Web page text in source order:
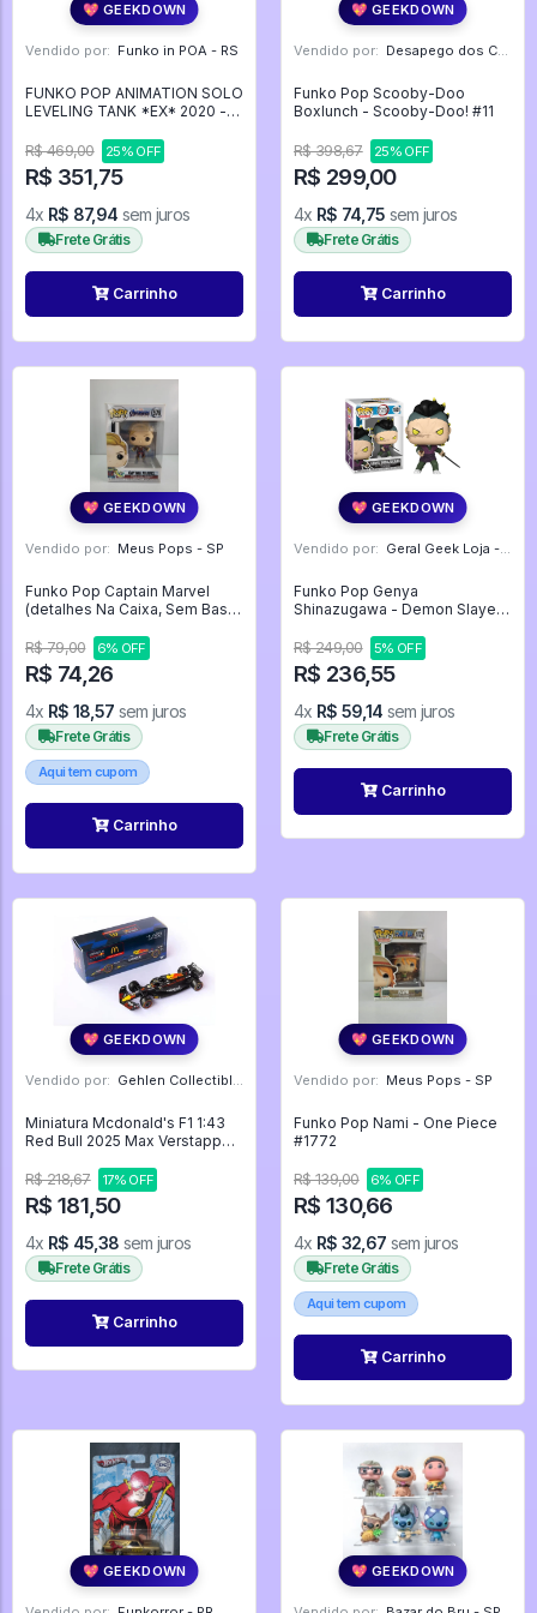
💖 GEEKDOWN
Vendido por: Funko in POA - RS
FUNKO POP ANIMATION SOLO
LEVELING TANK *EX* 2020 -
R$ 469,00
25% OFF
R$ 351,75
4x R$ 87,94 sem juros
Frete Grátis
Carrinho
💖 GEEKDOWN
Vendido por: Desapego dos Cardoso - PR
Funko Pop Scooby-Doo
Boxlunch - Scooby-Doo! #11
R$ 398,67 25% OFF
R$ 299,00
4x R$ 74,75 sem juros
Frete Grátis
Carrinho
💖 GEEKDOWN
Vendido por: Meus Pops - SP
Funko Pop Captain Marvel
(detalhes Na Caixa, Sem Base
R$ 79,00 6% OFF
R$ 74,26
4x R$ 18,57 sem juros
Frete Grátis
Aqui tem cupom
Carrinho
💖 GEEKDOWN
Vendido por: Geral Geek Loja - SP
Funko Pop Genya
Shinazugawa - Demon Slayer
R$ 249,00
5% OFF
R$ 236,55
4x R$ 59,14 sem juros
Frete Grátis
Carrinho
💖 GEEKDOWN
Vendido por: Gehlen Collectibles - RS
Miniatura Mcdonald's F1 1:43
Red Bull 2025 Max Verstappen
Formula 1 Max Verstappen
McDonalds
R$ 218,67 17% OFF
R$ 181,50
4x R$ 45,38 sem juros
Frete Grátis
Carrinho
💖 GEEKDOWN
Vendido por: Meus Pops - SP
Funko Pop Nami - One Piece
#1772
R$ 139,00 6% OFF
R$ 130,66
4x R$ 32,67 sem juros
Frete Grátis
Aqui tem cupom
Carrinho
💖 GEEKDOWN 💖 GEEKDOWN